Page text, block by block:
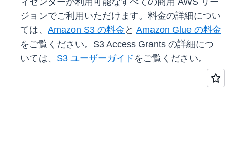
ジョンでご利用いただけます。料金の詳細につい
ては、 Amazon S3 の料金 と Amazon Glue の料金
をご覧ください。S3 Access Grants の詳細につ
いては、 S3 ユーザーガイド をご覧ください。